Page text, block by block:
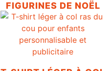
FIGURINES DE NOËL